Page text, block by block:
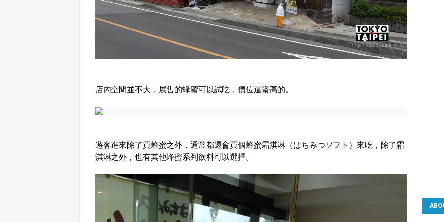
店內空間並不大，展售的蜂蜜可以試吃，價位還蠻高的。
遊客進來除了買蜂蜜之外，通常都還會買個蜂蜜霜淇淋（はちみつソフト）來吃，除了霜
淇淋之外，也有其他蜂蜜系列飲料可以選擇。